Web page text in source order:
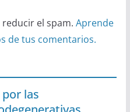
el spam. Aprende
de tus comentarios.
por las